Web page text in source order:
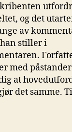
og det
av
stiller i
med
at
det samme.